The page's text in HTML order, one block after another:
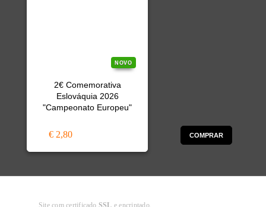
NOVO
2€ Comemorativa
Eslováquia 2026
"Campeonato Europeu"
€ 2,80 COMPRAR
Site com certificado SSL e encriptado.